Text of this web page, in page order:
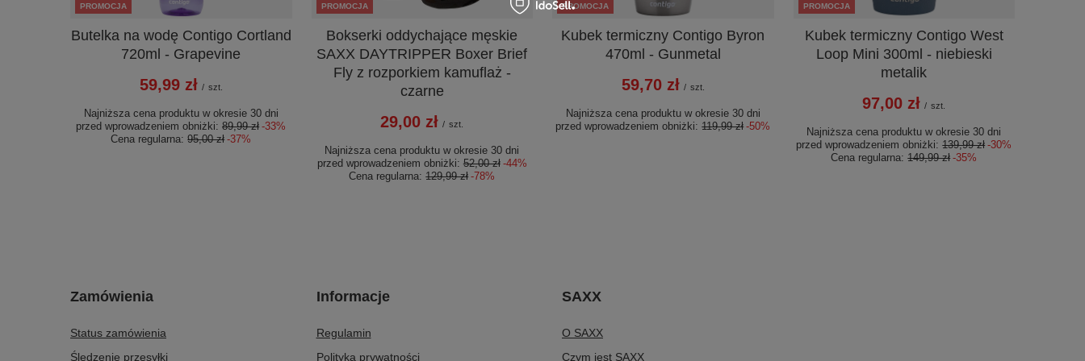
PROMOCJA
Butelka na wodę Contigo Cortland
720ml - Grapevine
59,99 zł / szt.
Najniższa cena produktu w okresie 30 dni
przed wprowadzeniem obniżki:89,99 zł -33%
Cena regularna:95,00 zł -37%
PROMOCJA
Bokserki oddychające męskie
SAXX DAYTRIPPER Boxer Brief
Fly z rozporkiem kamuflaż -
czarne
29,00 zł / szt.
Najniższa cena produktu w okresie 30 dni
przed wprowadzeniem obniżki:52,00 zł -44%
Cena regularna:129,99 zł -78%
PROMOCJA
Kubek termiczny Contigo Byron
470ml - Gunmetal
59,70 zł / szt.
Najniższa cena produktu w okresie 30 dni
przed wprowadzeniem obniżki:119,99 zł -50%
PROMOCJA
Kubek termiczny Contigo West
Loop Mini 300ml - niebieski
metalik
97,00 zł / szt.
Najniższa cena produktu w okresie 30 dni
przed wprowadzeniem obniżki:139,99 zł -30%
Cena regularna:149,99 zł -35%
Zamówienia
Status zamówienia
Śledzenie przesyłki
Informacje
Regulamin
Polityka prywatności
SAXX
O SAXX
Czym jest SAXX